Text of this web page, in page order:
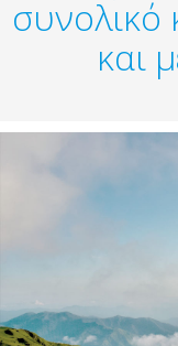
συνολικό
και